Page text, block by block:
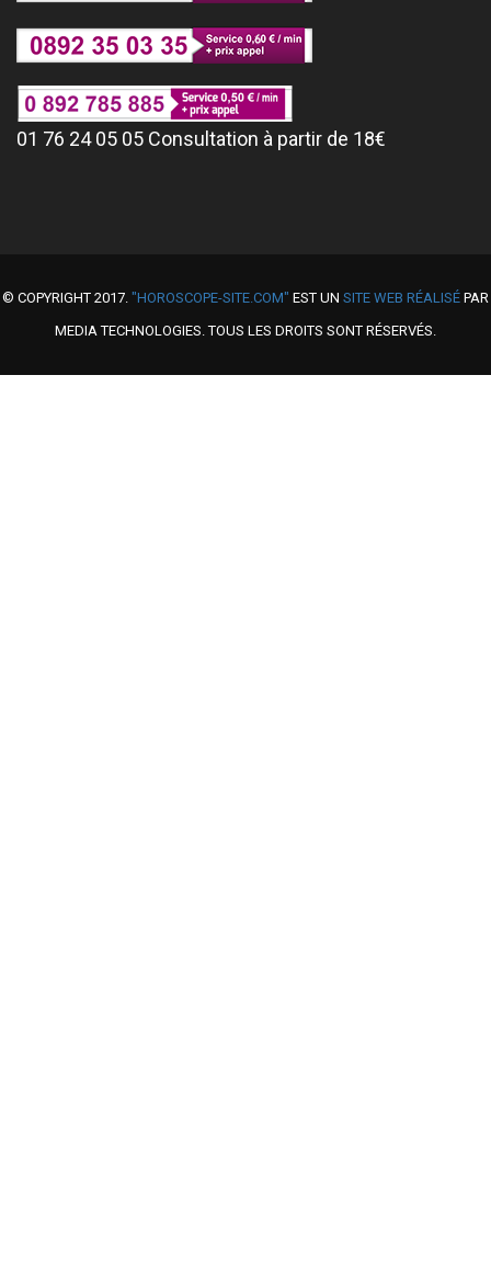
01 76 24 05 05 Consultation à partir de 18€
© COPYRIGHT 2017. "HOROSCOPE-SITE.COM" EST UN SITE WEB RÉALISÉ PAR
MEDIA TECHNOLOGIES. TOUS LES DROITS SONT RÉSERVÉS.